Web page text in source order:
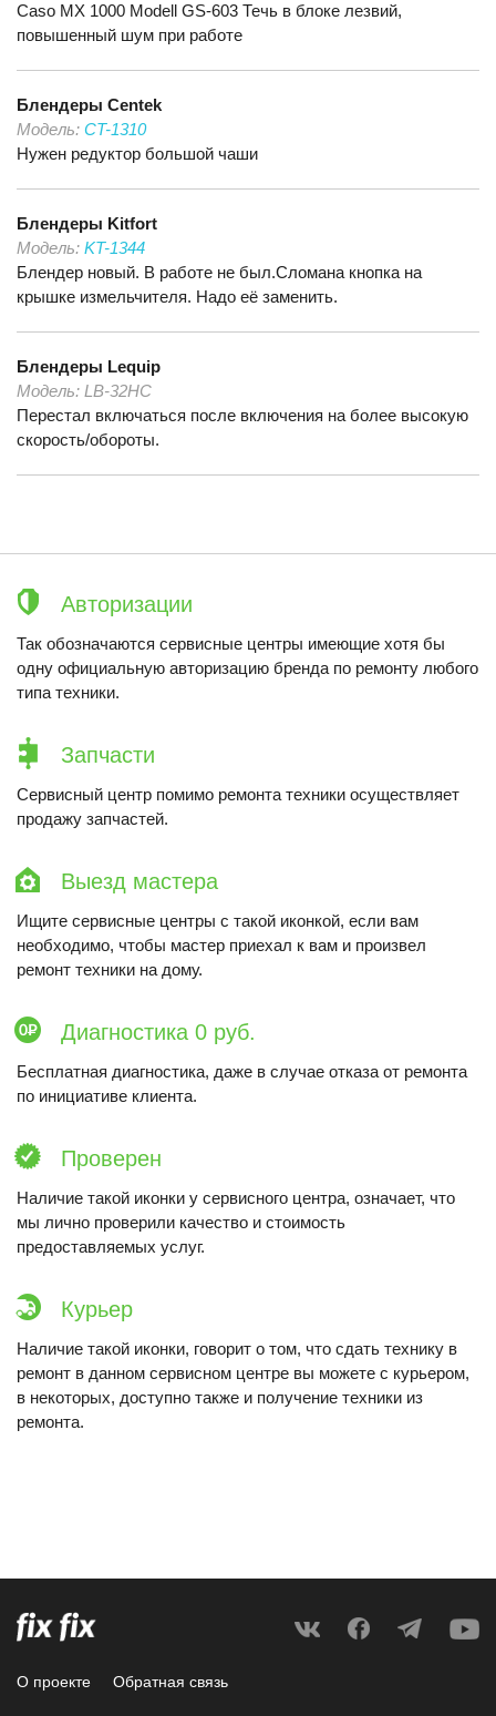
Caso MX 1000 Modell GS-603 Течь в блоке лезвий,
повышенный шум при работе
Блендеры Centek
Модель: CT-1310
Нужен редуктор большой чаши
Блендеры Kitfort
Модель: KT-1344
Блендер новый. В работе не был.Сломана кнопка на
крышке измельчителя. Надо её заменить.
Блендеры Lequip
Модель: LB-32HC
Перестал включаться после включения на более высокую
скорость/обороты.
Авторизации
Так обозначаются сервисные центры имеющие хотя бы
одну официальную авторизацию бренда по ремонту любого
типа техники.
Запчасти
Сервисный центр помимо ремонта техники осуществляет
продажу запчастей.
Выезд мастера
Ищите сервисные центры с такой иконкой, если вам
необходимо, чтобы мастер приехал к вам и произвел
ремонт техники на дому.
Диагностика 0 руб.
Бесплатная диагностика, даже в случае отказа от ремонта
по инициативе клиента.
Проверен
Наличие такой иконки у сервисного центра, означает, что
мы лично проверили качество и стоимость
предоставляемых услуг.
Курьер
Наличие такой иконки, говорит о том, что сдать технику в
ремонт в данном сервисном центре вы можете с курьером,
в некоторых, доступно также и получение техники из
ремонта.
О проекте Обратная связь